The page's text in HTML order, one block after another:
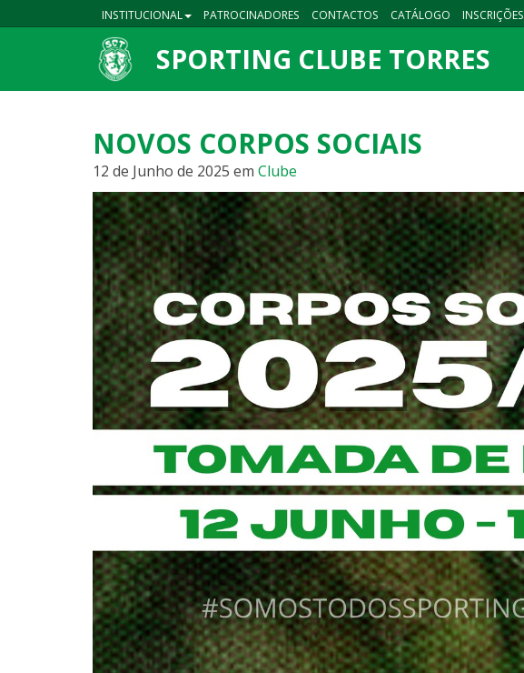
INSTITUCIONAL PATROCINADORES CONTACTOS CATÁLOGO INSCRIÇÕES
SPORTING CLUBE TORRES
NOVOS CORPOS SOCIAIS
12 de Junho de 2025 em Clube